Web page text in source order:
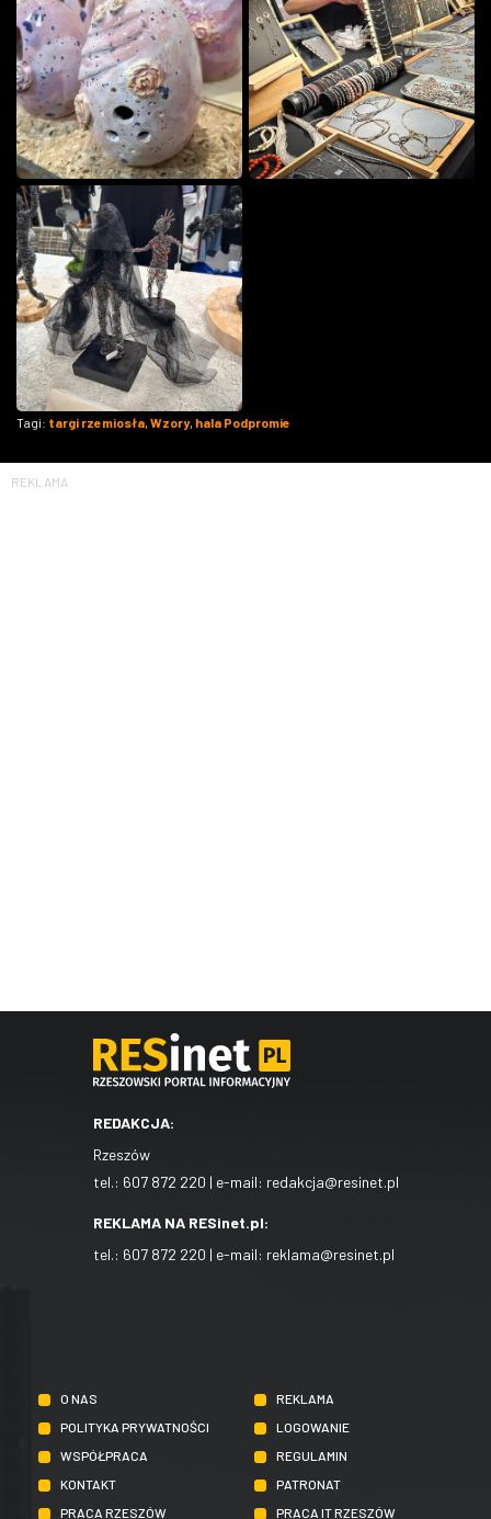
Tagi: targi rzemiosła, Wzory, hala Podpromie
REKLAMA
REDAKCJA:
Rzeszów
tel.: 607 872 220 | e-mail: redakcja@resinet.pl
REKLAMA NA RESinet.pl:
tel.: 607 872 220 | e-mail: reklama@resinet.pl
O NAS
REKLAMA
POLITYKA PRYWATNOŚCI
LOGOWANIE
WSPÓŁPRACA
REGULAMIN
KONTAKT
PATRONAT
PRACA RZESZÓW
PRACA IT RZESZÓW